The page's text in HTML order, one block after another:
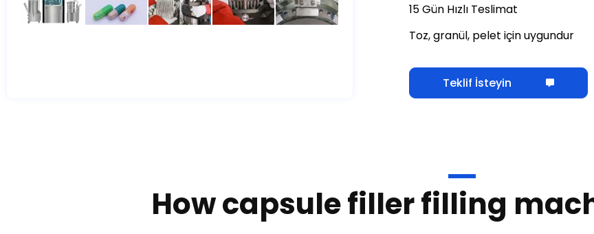
15 Gün Hızlı Teslimat
Toz, granül, pelet için uygundur
Teklif İsteyin
How capsule filler filling